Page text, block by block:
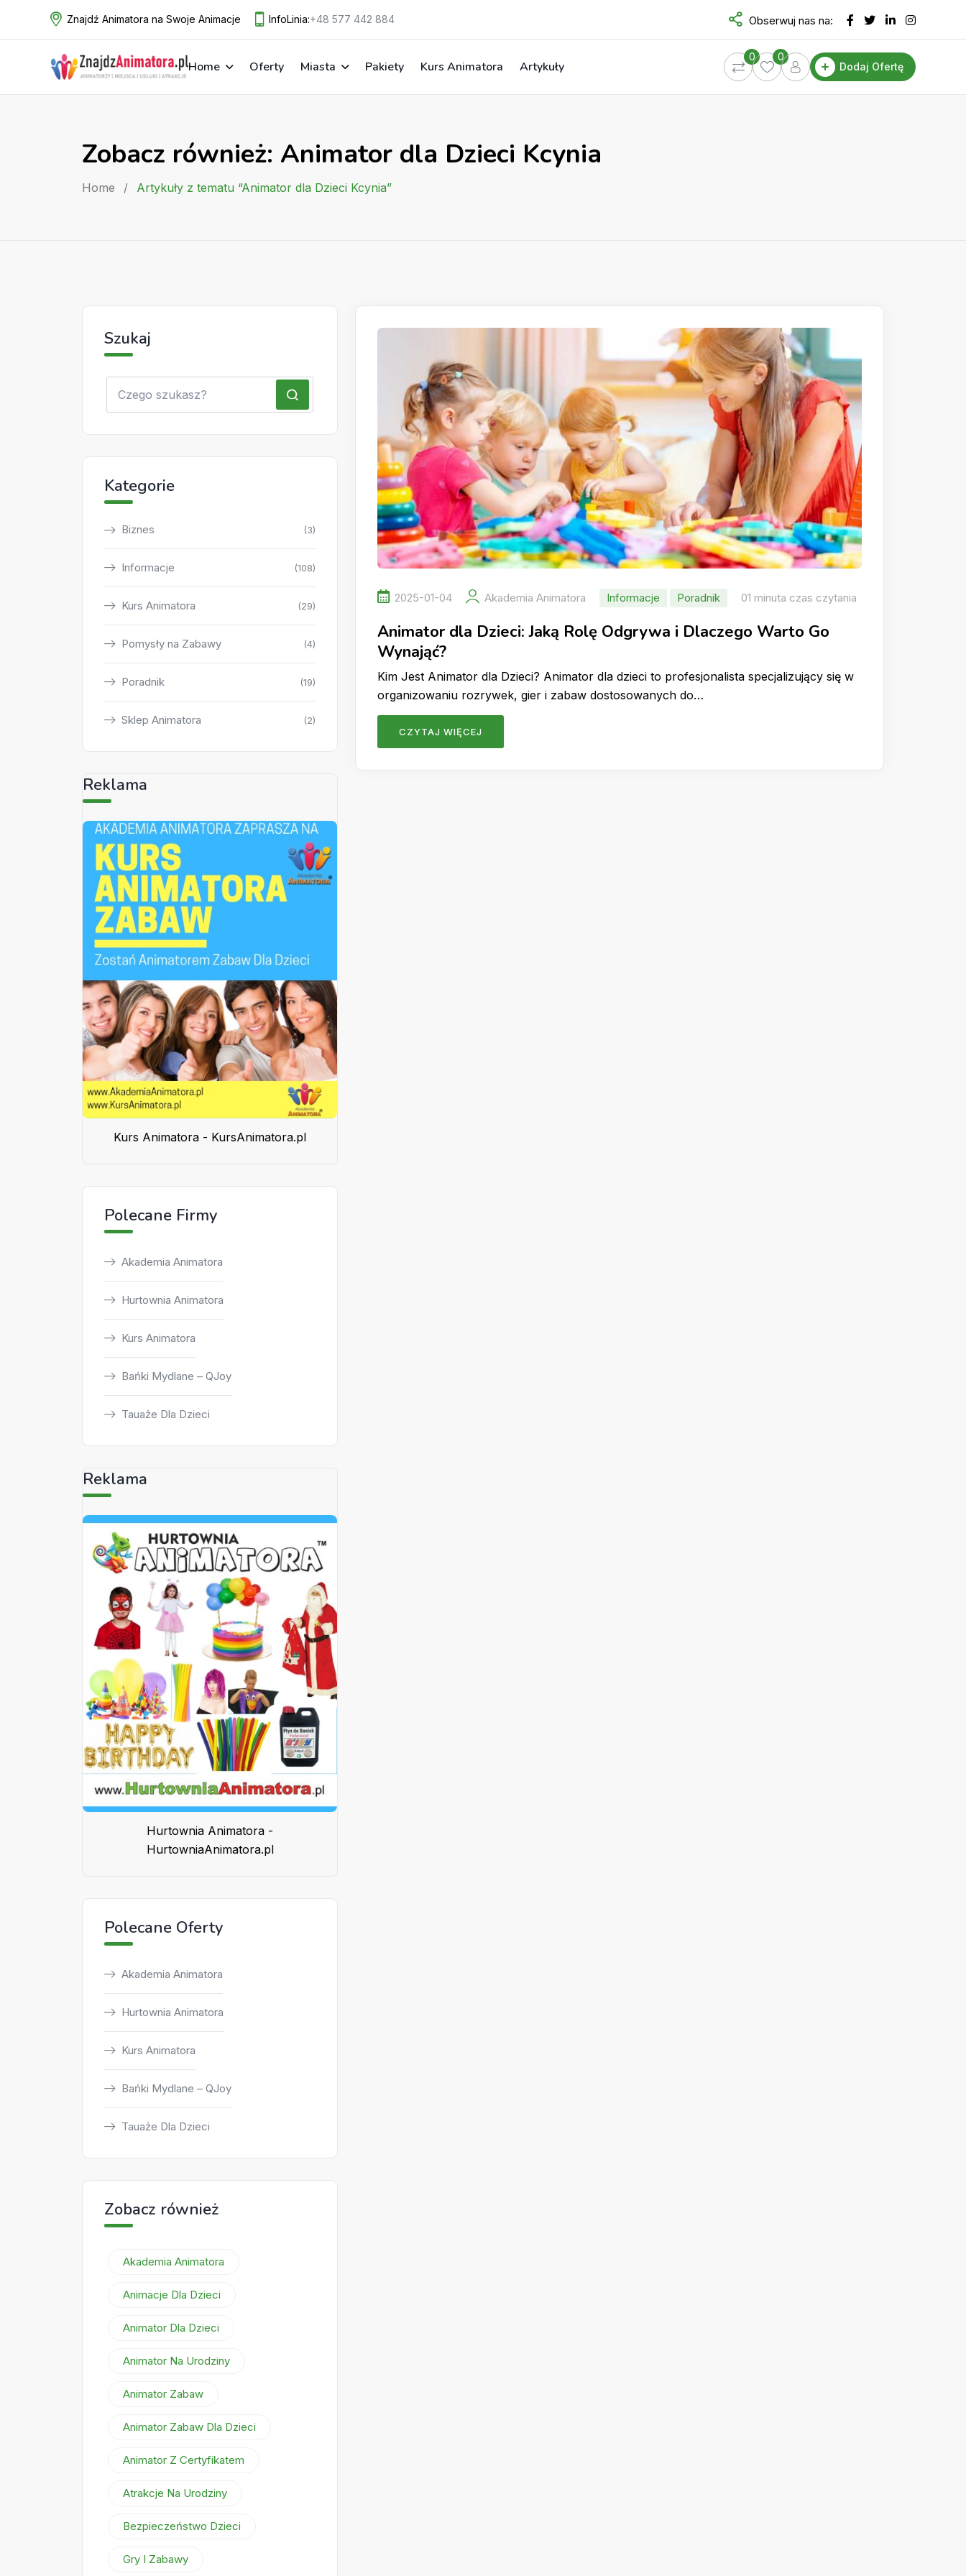
Znajdź Animatora na Swoje Animacje InfoLinia:+48 577 442 884 Obserwuj nas na:
Home Oferty Miasta Pakiety Kurs Animatora Artykuły
0
0
Dodaj Ofertę
Zobacz również: Animator dla Dzieci Kcynia
Home / Artykuły z tematu “Animator dla Dzieci Kcynia”
2025-01-04 Akademia Animatora Informacje Poradnik 01 minuta czas czytania
Animator dla Dzieci: Jaką Rolę Odgrywa i Dlaczego Warto Go
Wynająć?
Kim Jest Animator dla Dzieci? Animator dla dzieci to profesjonalista specjalizujący się w
organizowaniu rozrywek, gier i zabaw dostosowanych do…
CZYTAJ WIĘCEJ
Szukaj
Kategorie
Biznes (3)
Informacje (108)
Kurs Animatora (29)
Pomysły na Zabawy (4)
Poradnik (19)
Sklep Animatora (2)
Reklama
Kurs Animatora - KursAnimatora.pl
Polecane Firmy
Akademia Animatora
Hurtownia Animatora
Kurs Animatora
Bańki Mydlane – QJoy
Tauaże Dla Dzieci
Reklama
Hurtownia Animatora -
HurtowniaAnimatora.pl
Polecane Oferty
Akademia Animatora
Hurtownia Animatora
Kurs Animatora
Bańki Mydlane – QJoy
Tauaże Dla Dzieci
Zobacz również
Akademia Animatora
Animacje Dla Dzieci
Animator Dla Dzieci
Animator Na Urodziny
Animator Zabaw
Animator Zabaw Dla Dzieci
Animator Z Certyfikatem
Atrakcje Na Urodziny
Bezpieczeństwo Dzieci
Gry I Zabawy